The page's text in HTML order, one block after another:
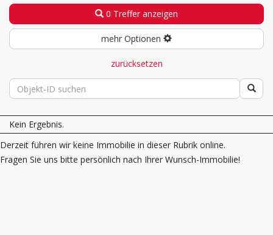
0 Treffer anzeigen
mehr Optionen
zurücksetzen
Kein Ergebnis.
Derzeit führen wir keine Immobilie in dieser Rubrik online.
Fragen Sie uns bitte persönlich nach Ihrer Wunsch-Immobilie!